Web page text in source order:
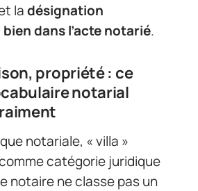
ladésignation
dans l’acte notarié.
propriété : ce
notarial
notariale, « villa »
catégorie juridique
notaire ne classe pas un